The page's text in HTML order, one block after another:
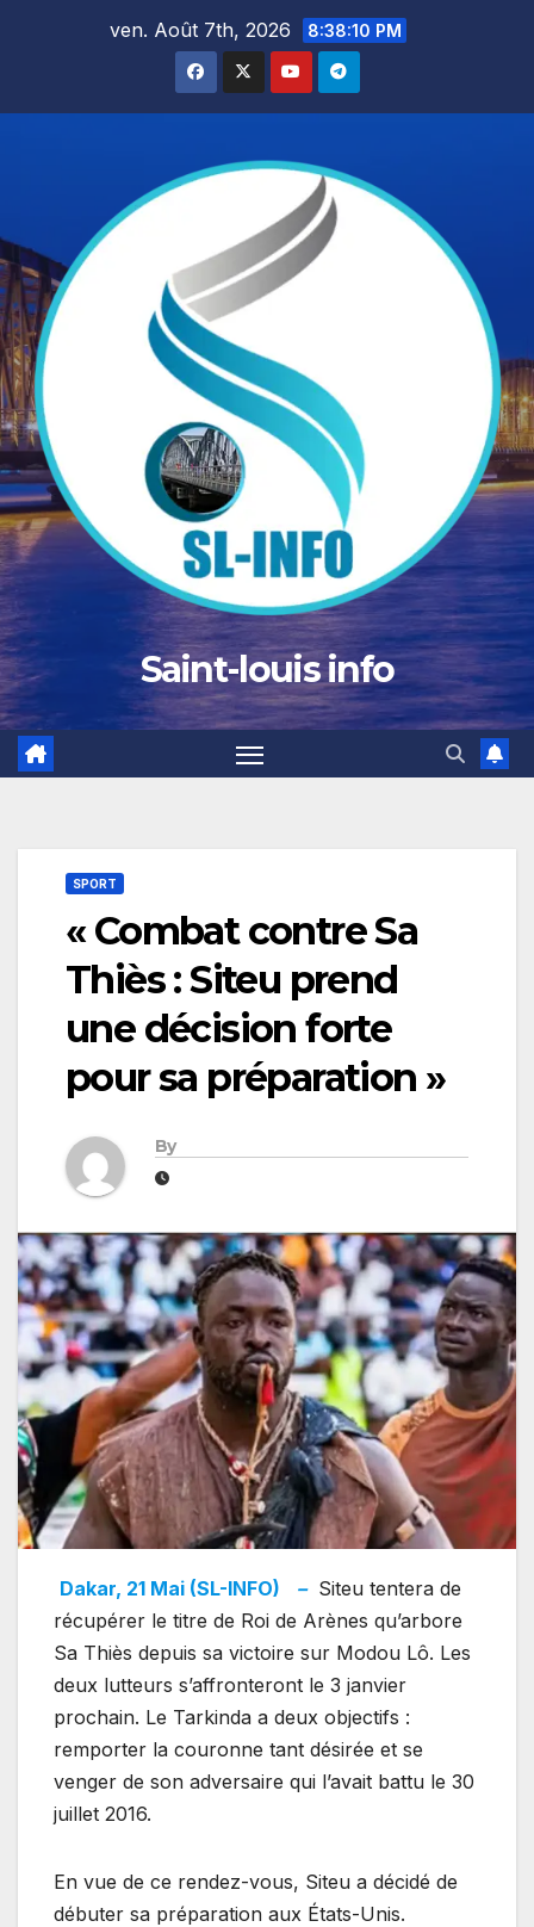
ven. Août 7th, 2026 8:38:12 PM
Saint-louis info
SPORT
« Combat contre Sa
Thiès : Siteu prend
une décision forte
pour sa préparation »
By
Dakar, 21 Mai (SL-INFO) – Siteu tentera de
récupérer le titre de Roi de Arènes qu’arbore
Sa Thiès depuis sa victoire sur Modou Lô. Les
deux lutteurs s’affronteront le 3 janvier
prochain. Le Tarkinda a deux objectifs :
remporter la couronne tant désirée et se
venger de son adversaire qui l’avait battu le 30
juillet 2016.
En vue de ce rendez-vous, Siteu a décidé de
débuter sa préparation aux États-Unis.